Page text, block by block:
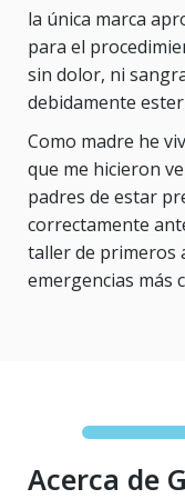
la única marca
para el
sin dolor, ni
debidamente
Como madre he
que me hicieron
padres de estar
correctamente
taller de primeros
emergencias más
Acerca de